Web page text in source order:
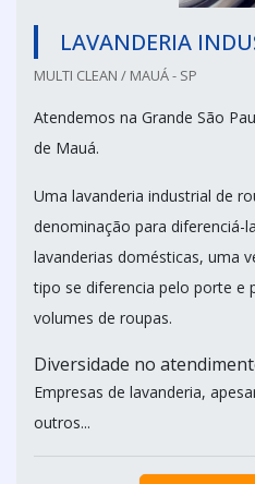
LAVANDERIA
MULTI CLEAN / MAUÁ - SP
Atendemos na Grande São
de Mauá.
Uma lavanderia industrial de
denominação para diferenciá-
lavanderias domésticas, uma
tipo se diferencia pelo porte e
volumes de roupas.
Diversidade no
Empresas de lavanderia,
outros...